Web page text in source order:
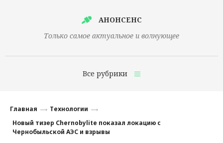
АНОНСЕНС
Только самое актуальное и волнующее
Все рубрики
Финансы
Главная
Технологии
Новый тизер Chernobylite показал локацию с
Чернобыльской АЭС и взрывы